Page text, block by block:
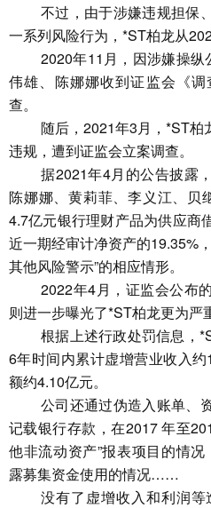
不过，由于涉嫌违规担保
一系列风险行为，*ST柏龙从
2020年11月，因涉嫌操
伟雄、陈娜娜收到证监会《
查。
随后，2021年3月，*ST柏
违规，遭到证监会立案调查。
据2021年4月的公告披露
陈娜娜、黄莉菲、李义江、贝
4.7亿元银行理财产品为供应商
近一期经审计净资产的19.35%
其他风险警示”的相应情形。
2022年4月，证监会公布
则进一步曝光了*ST柏龙更为严
根据上述行政处罚信息，
6年时间内累计虚增营业收入
额约4.10亿元。
公司还通过伪造入账单、
记载银行存款，在2017 年至
他非流动资产”报表项目的情
露募集资金使用的情况……
没有了虚增收入和利润等